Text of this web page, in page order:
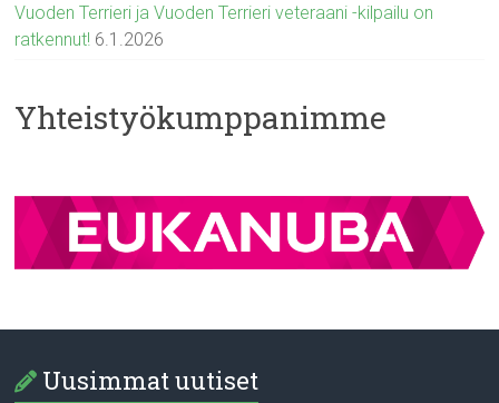
Vuoden Terrieri ja Vuoden Terrieri veteraani -kilpailu on
ratkennut! 6.1.2026
Yhteistyökumppanimme
Uusimmat uutiset